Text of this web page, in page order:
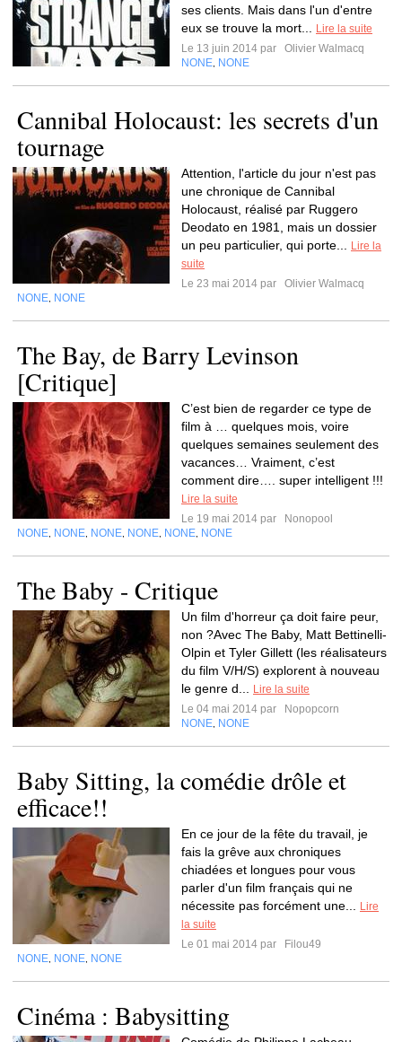
ses clients. Mais dans l'un d'entre
eux se trouve la mort...
Lire la suite
Le 13 juin 2014 par
Olivier Walmacq
NONE NONE
Cannibal Holocaust: les secrets d'un
tournage
Attention, l'article du jour n'est pas
une chronique de Cannibal
Holocaust, réalisé par Ruggero
Deodato en 1981, mais un dossier
un peu particulier, qui porte...
Lire la
suite
Le 23 mai 2014 par
Olivier Walmacq
NONE NONE
The Bay, de Barry Levinson
[Critique]
C’est bien de regarder ce type de
film à … quelques mois, voire
quelques semaines seulement des
vacances… Vraiment, c’est
comment dire…. super intelligent !!!
Lire la suite
Le 19 mai 2014 par
Nonopool
NONE NONE NONE NONE NONE NONE
The Baby - Critique
Un film d'horreur ça doit faire peur,
non ?Avec The Baby, Matt Bettinelli-
Olpin et Tyler Gillett (les réalisateurs
du film V/H/S) explorent à nouveau
le genre d...
Lire la suite
Le 04 mai 2014 par
Nopopcorn
NONE NONE
Baby Sitting, la comédie drôle et
efficace!!
En ce jour de la fête du travail, je
fais la grêve aux chroniques
chiadées et longues pour vous
parler d'un film français qui ne
nécessite pas forcément une...
Lire
la suite
Le 01 mai 2014 par
Filou49
NONE NONE NONE
Cinéma : Babysitting